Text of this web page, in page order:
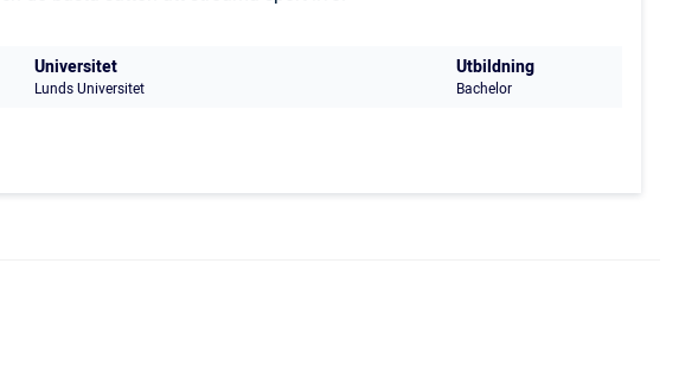
Universitet
Lunds Universitet
Utbildning
Bachelor